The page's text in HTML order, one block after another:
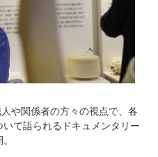
や関係者の方々の視点で、各
て語られるドキュメンタリー